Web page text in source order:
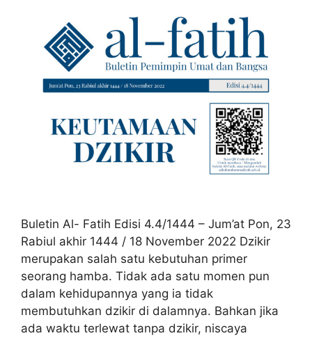
Buletin Al- Fatih Edisi 4.4/1444 – Jum’at Pon, 23
Rabiul akhir 1444 / 18 November 2022 Dzikir
merupakan salah satu kebutuhan primer
seorang hamba. Tidak ada satu momen pun
dalam kehidupannya yang ia tidak
membutuhkan dzikir di dalamnya. Bahkan jika
ada waktu terlewat tanpa dzikir, niscaya